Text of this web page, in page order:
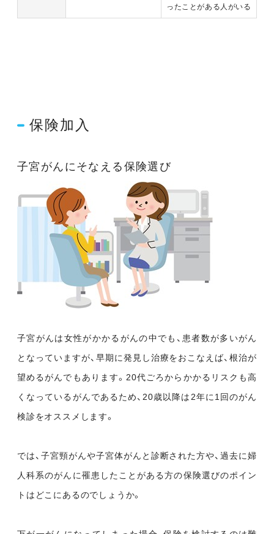
ったことがある人がいる
保険加入
子宮がんにそなえる保険選び
子宮がんは女性がかかるがんの中でも、患者数が多いがん
となっていますが、早期に発見し治療をおこなえば、根治が
望めるがんでもあります。20代ごろからかかるリスクも高
くなっているがんであるため、20歳以降は2年に1回のがん
検診をオススメします。
では、子宮頸がんや子宮体がんと診断された方や、過去に婦
人科系のがんに罹患したことがある方の保険選びのポイン
トはどこにあるのでしょうか。